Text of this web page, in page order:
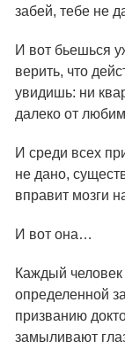
забей, тебе не
И вот бьешься
верить, что
увидишь: ни
далеко от
И среди всех
не дано,
вправит мозги
И вот она…
Каждый
определенной
призванию
замыливают